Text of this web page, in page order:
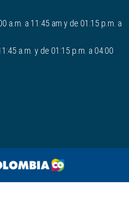
a.m. a 11:45 am y de 01:15 p.m. a
a.m. y de 01:15 p.m. a 04:00